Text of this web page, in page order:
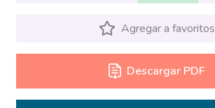
Agregar a favoritos
Descargar PDF